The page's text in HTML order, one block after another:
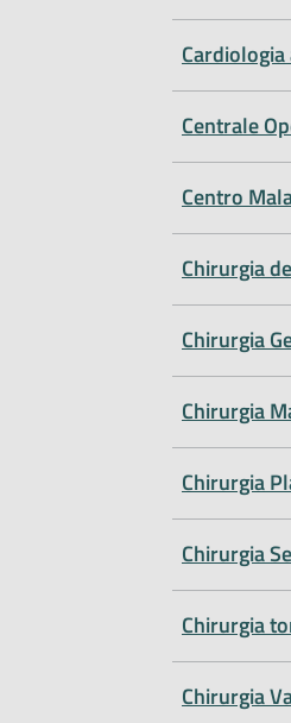
Centrale
Centro
Chirurgia
Chirurgia
Chirurgia
Chirurgia
Chirurgia
Chirurgia
Chirurgia